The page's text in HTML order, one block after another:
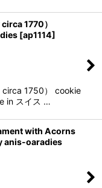
1770）
[ap1114]
circa 1750） cookie
in スイス …
with Acorns
anis-oaradies